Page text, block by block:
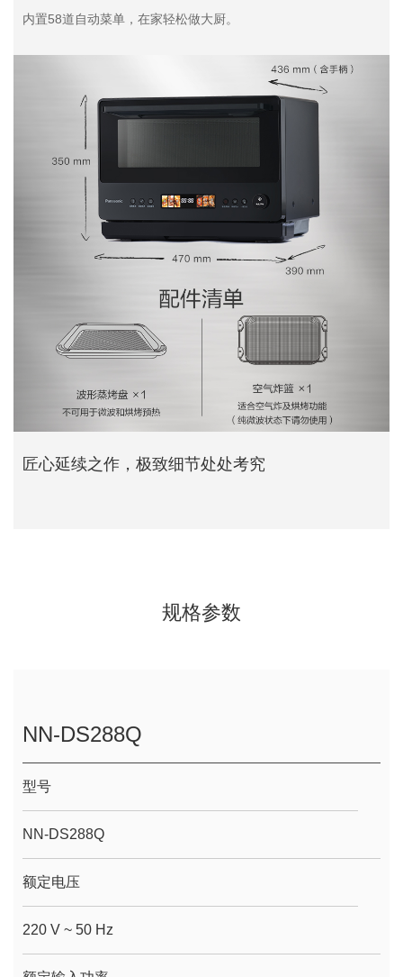
内置58道自动菜单，在家轻松做大厨。
匠心延续之作，极致细节处处考究
规格参数
NN-DS288Q
型号
NN-DS288Q
额定电压
220 V ~ 50 Hz